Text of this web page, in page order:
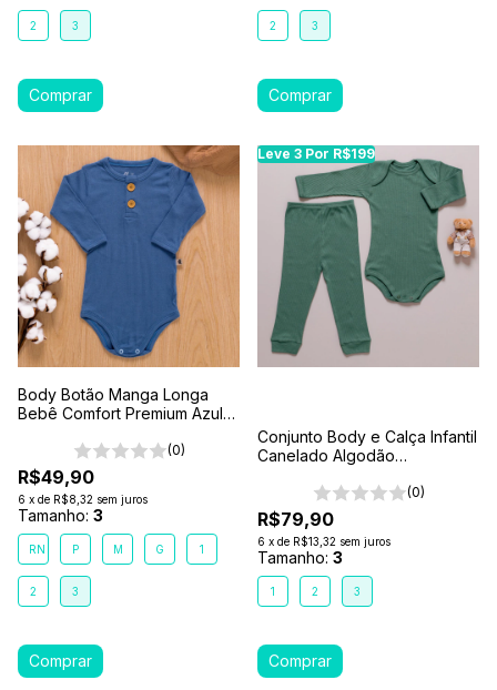
2 3 2 3
Body Botão Manga Longa
Bebê Comfort Premium Azul
(0)
R$49,90
6 x de R$8,32 sem juros
Tamanho: 3
RN P M G 1
2 3
Leve 3 Por R$199
Conjunto Body e Calça Infantil
Canelado Algodão
Floresta
(0)
R$79,90
6 x de R$13,32 sem juros
Tamanho: 3
1 2 3